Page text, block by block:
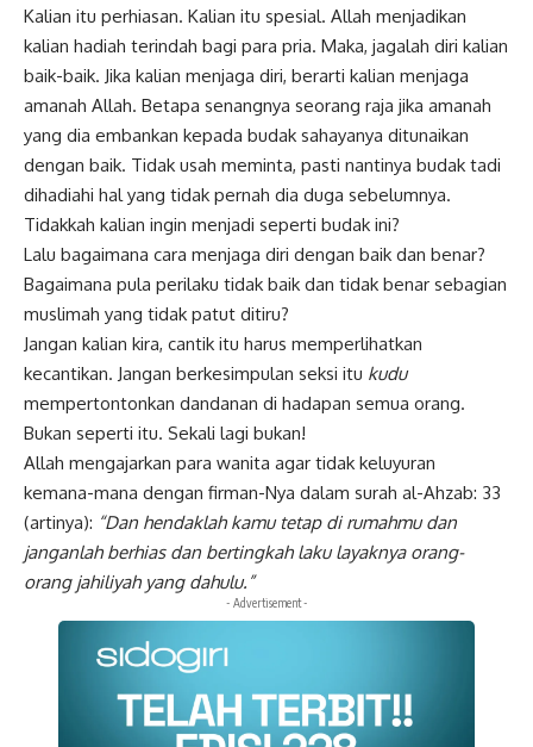
Kalian itu perhiasan. Kalian itu spesial. Allah menjadikan
kalian hadiah terindah bagi para pria. Maka, jagalah diri kalian
baik-baik. Jika kalian menjaga diri, berarti kalian menjaga
amanah Allah. Betapa senangnya seorang raja jika amanah
yang dia embankan kepada budak sahayanya ditunaikan
dengan baik. Tidak usah meminta, pasti nantinya budak tadi
dihadiahi hal yang tidak pernah dia duga sebelumnya.
Tidakkah kalian ingin menjadi seperti budak ini?
Lalu bagaimana cara menjaga diri dengan baik dan benar?
Bagaimana pula perilaku tidak baik dan tidak benar sebagian
muslimah yang tidak patut ditiru?
Jangan kalian kira, cantik itu harus memperlihatkan
kecantikan. Jangan berkesimpulan seksi itu kudu
mempertontonkan dandanan di hadapan semua orang.
Bukan seperti itu. Sekali lagi bukan!
Allah mengajarkan para wanita agar tidak keluyuran
kemana-mana dengan firman-Nya dalam surah al-Ahzab: 33
(artinya): “Dan hendaklah kamu tetap di rumahmu dan
janganlah berhias dan bertingkah laku layaknya orang-
orang jahiliyah yang dahulu.”
- Advertisement -